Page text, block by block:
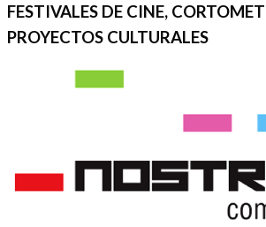
FESTIVALES DE CINE,
PROYECTOS CULTURALES